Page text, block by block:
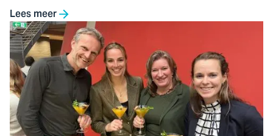
Lees meer
Ga
naar
Onderzoek
naar
beweeggedrag
van
kinderen